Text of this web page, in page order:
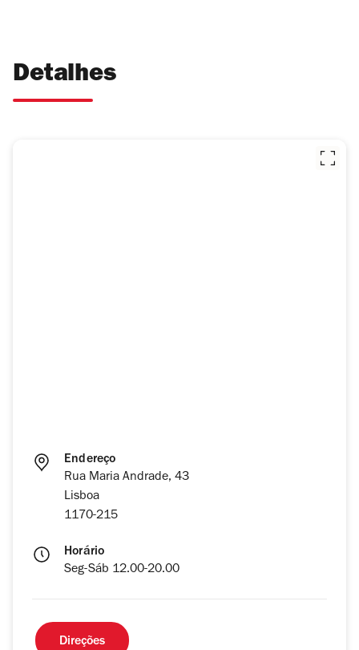
Detalhes
Endereço
Rua Maria Andrade, 43
Lisboa
1170-215
Horário
Seg-Sáb 12.00-20.00
Direções